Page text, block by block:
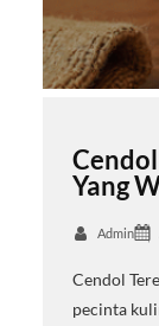
Yang
Admin
Cendol
pecinta